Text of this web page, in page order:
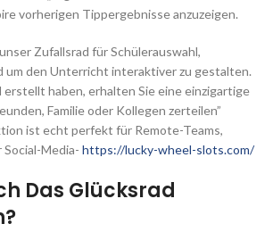
vorherigen Tippergebnisse anzuzeigen.
Zufallsrad für Schülerauswahl,
um den Unterricht interaktiver zu gestalten.
erstellt haben, erhalten Sie eine einzigartige
Familie oder Kollegen zerteilen”
ist echt perfekt für Remote-Teams,
Media- https://lucky-wheel-slots.com/
Das Glücksrad